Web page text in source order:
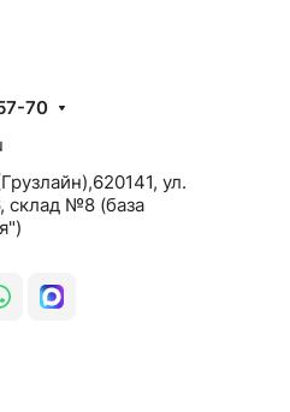
70
ул.
склад №8 (база